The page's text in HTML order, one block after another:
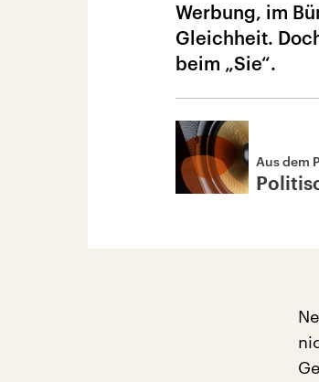
Werbung, im
Gleichheit.
beim „Sie“.
Aus dem